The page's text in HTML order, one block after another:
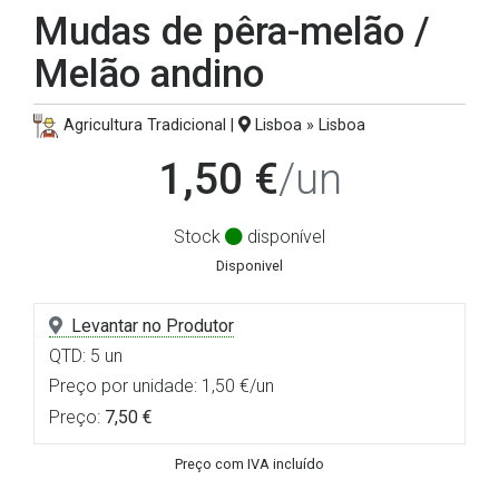
Mudas de pêra-melão /
Melão andino
Agricultura Tradicional | Lisboa » Lisboa
1,50 €/un
Stock disponível
Disponivel
Levantar no Produtor
QTD: 5 un
Preço por unidade: 1,50 €/un
Preço: 7,50 €
Preço com IVA incluído